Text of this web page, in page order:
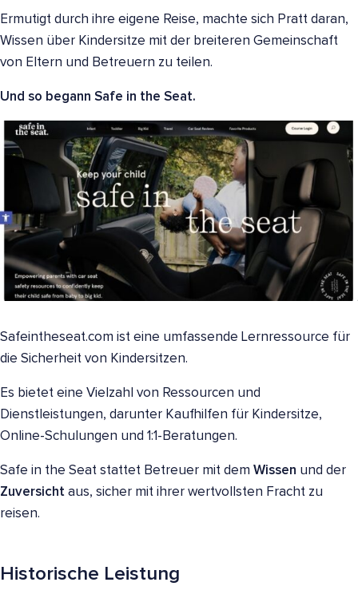
Ermutigt durch ihre eigene Reise, machte sich Pratt daran,
Wissen über Kindersitze mit der breiteren Gemeinschaft
von Eltern und Betreuern zu teilen.
Und so begann Safe in the Seat.
Safeintheseat.com ist eine umfassende Lernressource für
die Sicherheit von Kindersitzen.
Es bietet eine Vielzahl von Ressourcen und
Dienstleistungen, darunter Kaufhilfen für Kindersitze,
Online-Schulungen und 1:1-Beratungen.
Safe in the Seat stattet Betreuer mit dem Wissen und der
Zuversicht aus, sicher mit ihrer wertvollsten Fracht zu
reisen.
Historische Leistung